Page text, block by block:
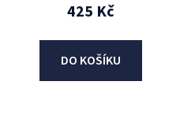
425 Kč
DO KOŠÍKU